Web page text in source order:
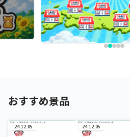
おすすめ景品
24.12.05 24.12.05